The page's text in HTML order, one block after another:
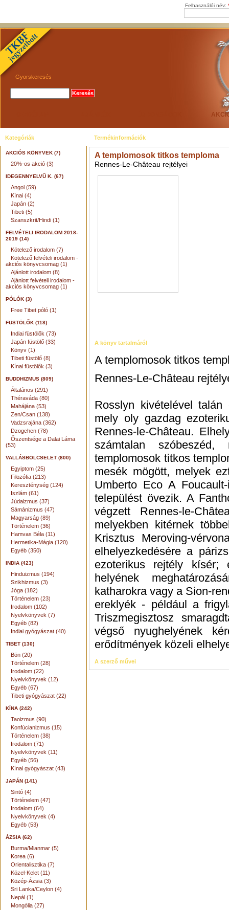
Felhasználói név:
Gyorskeresés
Kategóriák
AKCIÓS KÖNYVEK (7)
20%-os akció (3)
IDEGENNYELVŰ K. (67)
Angol (59)
Kínai (4)
Japán (2)
Tibeti (5)
Szanszkrit/Hindi (1)
FELVÉTELI IRODALOM 2018-
2019 (14)
Kötelező irodalom (7)
Kötelező felvételi irodalom -
akciós könyvcsomag (1)
Ajánlott irodalom (8)
Ajánlott felvételi irodalom -
akciós könyvcsomag (1)
PÓLÓK (3)
Free Tibet póló (1)
FÜSTÖLŐK (118)
Indiai füstölők (73)
Japán füstölő (33)
Könyv (1)
Tibeti füstölő (8)
Kínai füstölők (3)
BUDDHIZMUS (809)
Általános (291)
Théraváda (80)
Mahájána (53)
Zen/Csan (138)
Vadzsrajána (362)
Dzogchen (78)
Őszentsége a Dalai Láma
(53)
VALLÁSBÖLCSELET (800)
Egyiptom (25)
Filozófia (213)
Kereszténység (124)
Iszlám (61)
Júdaizmus (37)
Sámánizmus (47)
Magyarság (89)
Történelem (36)
Hamvas Béla (11)
Hermetika-Mágia (120)
Egyéb (350)
INDIA (423)
Hinduizmus (194)
Szikhizmus (3)
Jóga (182)
Történelem (23)
Irodalom (102)
Nyelvkönyvek (7)
Egyéb (82)
Indiai gyógyászat (40)
TIBET (130)
Bön (20)
Történelem (28)
Irodalom (22)
Nyelvkönyvek (12)
Egyéb (67)
Tibeti gyógyászat (22)
KÍNA (242)
Taoizmus (90)
Konfúcianizmus (15)
Történelem (38)
Irodalom (71)
Nyelvkönyvek (11)
Egyéb (56)
Kínai gyógyászat (43)
JAPÁN (141)
Sintó (4)
Történelem (47)
Irodalom (64)
Nyelvkönyvek (4)
Egyéb (53)
ÁZSIA (62)
Burma/Mianmar (5)
Korea (6)
Orientalisztika (7)
Közel-Kelet (11)
Közép-Ázsia (3)
Sri Lanka/Ceylon (4)
Nepál (1)
Mongólia (27)
Termékinformációk
A templomosok titkos temploma
Rennes-Le-Château rejtélyei
A könyv tartalmáról
A templomosok titkos
Rennes-Le-Château
Rosslyn kivételével
mely oly gazdag
Rennes-le-Château.
számtalan
templomosok titkos
mesék mögött, melyek
Umberto Eco A
települést övezik. A
végzett Rennes-le-
melyekben kitérnek
Krisztus Meroving-
elhelyezkedésére a
ezoterikus rejtély kísér;
helyének
katharokra vagy a Sion-
ereklyék - például a
Triszmegisztosz
végső nyughelyének
erődítmények közeli
A szerző művei